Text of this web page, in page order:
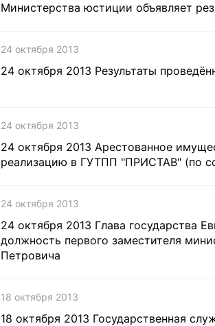
Министерства юстиции объявляет
24 октября 2013
24 октября 2013 Результаты
24 октября 2013
24 октября 2013 Арестованное
реализацию в ГУТПП "ПРИСТАВ" (по
24 октября 2013
24 октября 2013 Глава государства
должность первого заместителя
Петровича
18 октября 2013
18 октября 2013 Государственная